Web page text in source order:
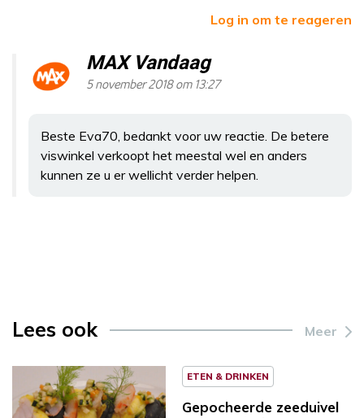
Log in om te reageren
MAX Vandaag
5 november 2018 om 13:27
Beste Eva70, bedankt voor uw reactie. De betere
viswinkel verkoopt het meestal wel en anders
kunnen ze u er wellicht verder helpen.
Lees ook Meer
ETEN & DRINKEN
Gepocheerde zeeduivel